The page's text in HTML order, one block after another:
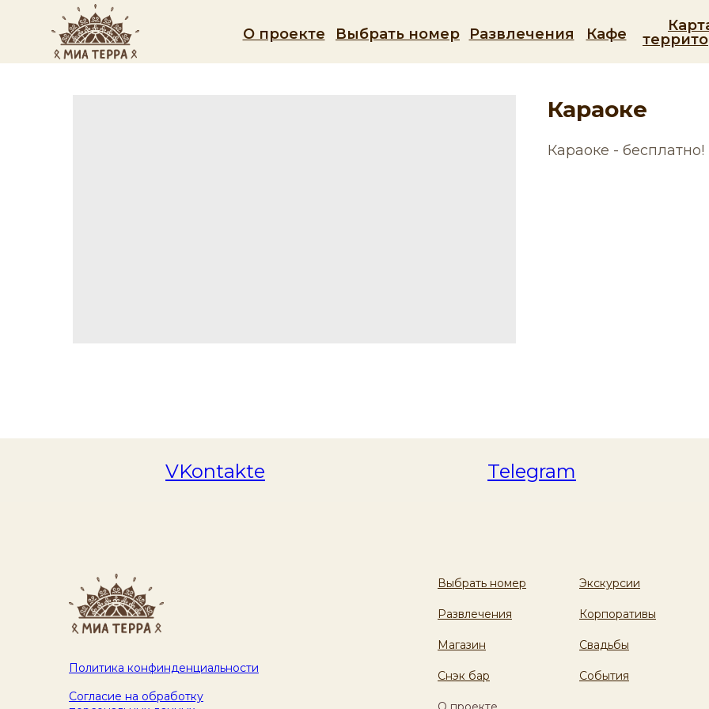
О проекте Выбрать номер Развлечения Кафе
Караоке
Караоке - бесплатно!
VKontakte Telegram
Политика конфинденциальности
Согласие на обработку
Выбрать номер
Развлечения
Магазин
Снэк бар
Экскурсии
Корпоративы
Свадьбы
События